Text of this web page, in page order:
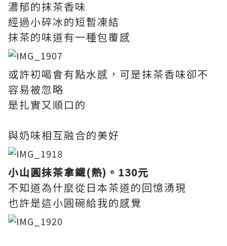
濃郁的抹茶香味
經過小碎冰的短暫凍結
抹茶的味道有一種包覆感
或許初喝會有點水感，可是抹茶香味卻不
容易被忽略
是扎實又順口的
與奶味相互融合的美好
小山圓抹茶拿鐵(熱)。130元
不知道為什麼從日本茶道的回憶湧現
也許是這小圓碗給我的感覺